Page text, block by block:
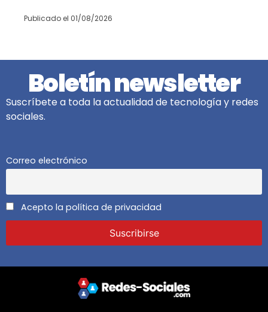
Publicado el 01/08/2026
Boletín newsletter
Suscríbete a toda la actualidad de tecnología y redes
sociales.
Correo electrónico
Acepto la política de privacidad